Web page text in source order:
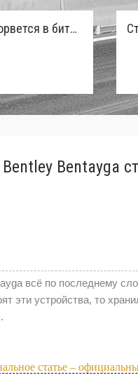
Новый соперник ворвется в битву пикапов: Sinotruk S7 с дизелем и 4×4 готовят к старту в России
Bentayga
всё по последнему
эти устройства, то
статье –